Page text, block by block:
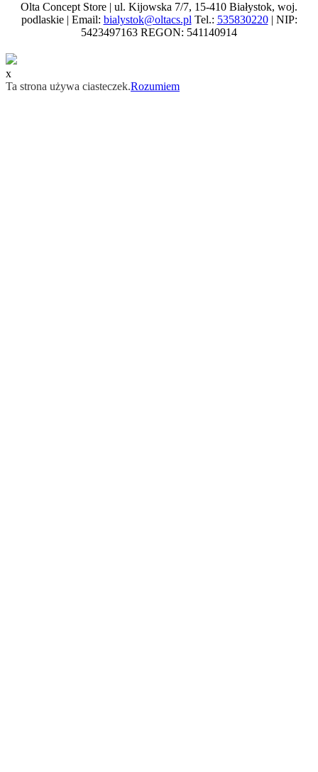
Olta Concept Store | ul. Kijowska 7/7, 15-410 Białystok, woj.
podlaskie | Email: bialystok@oltacs.plTel.: 535830220| NIP:
5423497163 REGON: 541140914
x
Ta strona używa ciasteczek.Rozumiem